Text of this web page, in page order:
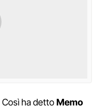
Così ha dettoMemo